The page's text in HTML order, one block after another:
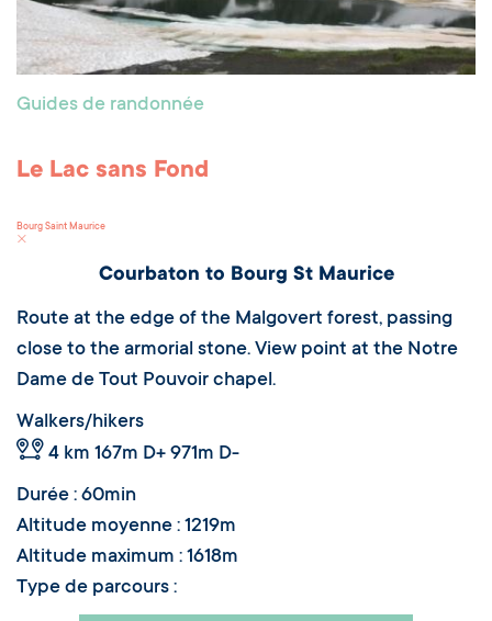
Guides de randonnée
Le Lac sans Fond
Bourg Saint Maurice
Courbaton to Bourg St Maurice
Route at the edge of the Malgovert forest, passing
close to the armorial stone. View point at the Notre
Dame de Tout Pouvoir chapel.
Walkers/hikers
4 km 167m D+ 971m D-
Durée : 60min
Altitude moyenne : 1219m
Altitude maximum : 1618m
Type de parcours :